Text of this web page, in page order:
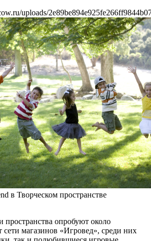
uploads/
в Творческом пространстве
пространства опробуют около
сети магазинов «Игровед», среди них